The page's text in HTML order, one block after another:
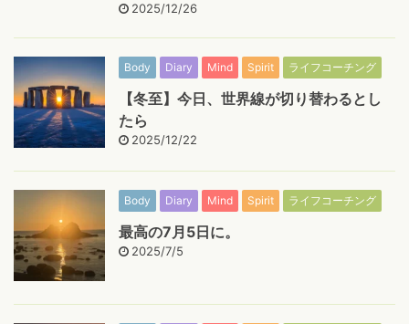
2025/12/26
Body Diary Mind Spirit ライフコーチング
【冬至】今日、世界線が切り替わるとし
たら
2025/12/22
Body Diary Mind Spirit ライフコーチング
最高の7月5日に。
2025/7/5